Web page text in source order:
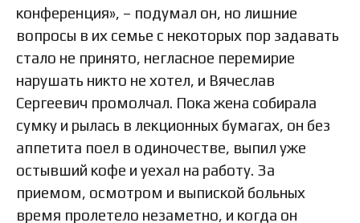
конференция», – подумал он, но лишние
вопросы в их семье с некоторых пор задавать
стало не принято, негласное перемирие
нарушать никто не хотел, и Вячеслав
Сергеевич промолчал. Пока жена собирала
сумку и рылась в лекционных бумагах, он без
аппетита поел в одиночестве, выпил уже
остывший кофе и уехал на работу. За
приемом, осмотром и выпиской больных
время пролетело незаметно, и когда он